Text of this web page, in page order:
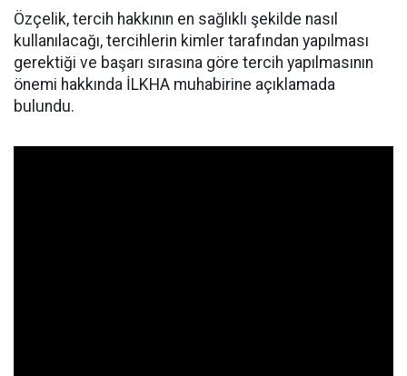
Özçelik, tercih hakkının en sağlıklı şekilde nasıl
kullanılacağı, tercihlerin kimler tarafından yapılması
gerektiği ve başarı sırasına göre tercih yapılmasının
önemi hakkında İLKHA muhabirine açıklamada
bulundu.